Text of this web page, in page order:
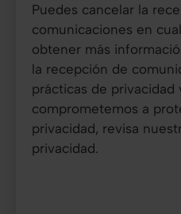
Puedes cancelar la
comunicaciones en
obtener más
la recepción de
prácticas de privacidad
comprometemos a
privacidad, revisa
privacidad.